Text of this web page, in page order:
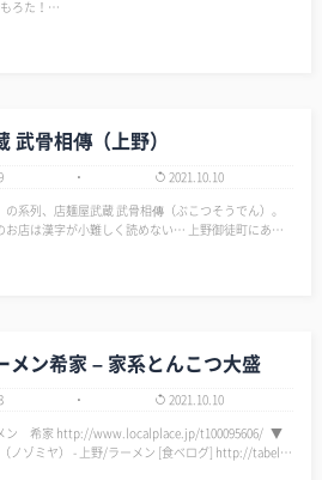
ろた！…
武骨相傳（上野）
2021.10.10
の系列、店麺屋武蔵 武骨相傳（ぶこつそうでん）。
は漢字が小難しく読めない… 上野御徒町にある
メン希家 – 家系とんこつ大盛
2021.10.10
ン 希家 http://www.localplace.jp/t100095606/ ▼
ノゾミヤ） - 上野/ラーメン [食べログ] http://tabelo